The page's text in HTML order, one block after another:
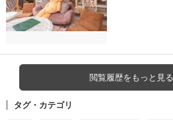
閲覧履歴をもっと見る
タグ・カテゴリ